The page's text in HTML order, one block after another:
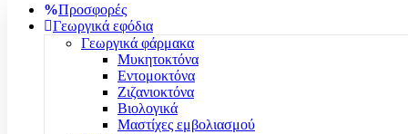
Προσφορές
Γεωργικά εφόδια
Γεωργικά φάρμακα
Μυκητοκτόνα
Εντομοκτόνα
Ζιζανιοκτόνα
Βιολογικά
Μαστίχες εμβολιασμού